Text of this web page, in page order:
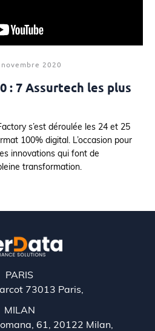
2020
: 7 Assurtech les plus
s’est déroulée les 24 et 25
100% digital. L’occasion pour
innovations qui font de
transformation.
PARIS
73013 Paris,
MILAN
61, 20122 Milan,